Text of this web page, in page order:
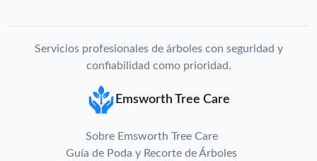
Servicios profesionales de árboles con seguridad y
confiabilidad como prioridad.
Emsworth Tree Care
Sobre Emsworth Tree Care
Guía de Poda y Recorte de Árboles